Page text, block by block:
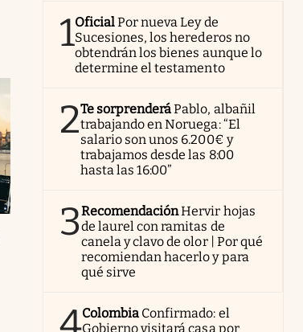
1OficialPor nueva Ley de
Sucesiones, los herederos no
obtendrán los bienes aunque lo
determine el testamento
2Te sorprenderáPablo, albañil
trabajando en Noruega: “El
salario son unos 6.200€ y
trabajamos desde las 8:00
hasta las 16:00”
3RecomendaciónHervir hojas
de laurel con ramitas de
canela y clavo de olor | Por qué
recomiendan hacerlo y para
qué sirve
Colombia Confirmado: el
Gobierno visitará casa por